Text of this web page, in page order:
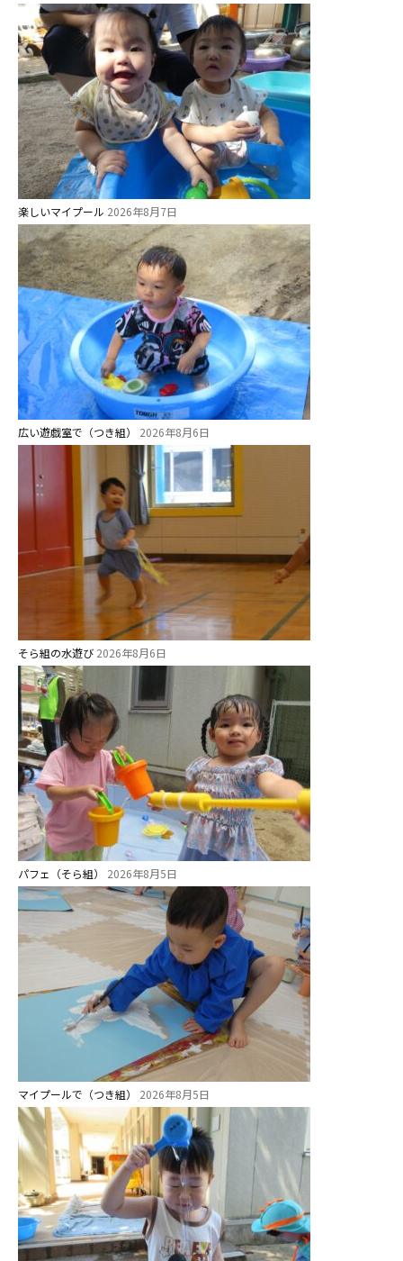
楽しいマイプール 2026年8月7日
広い遊戯室で（つき組） 2026年8月6日
そら組の水遊び 2026年8月6日
パフェ（そら組） 2026年8月5日
マイプールで（つき組） 2026年8月5日
美⽊多チコスブログ
未就園児クラス
0歳親子登園［マカロンクラス ]
1歳・2歳親子登園［マリポサクラ
ス ]
2歳児ひとり登園［ゆず組 ]
グループ施設・
関係先リンク
学校法⼈鴨⾕学園 鳳幼稚園
学校法⼈諏訪森学園 諏訪森幼稚
園
⼤阪府私⽴幼稚園連盟
社会福祉法人野田福祉会